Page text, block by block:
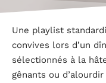
Une playlist
convives lors d’un
sélectionnés à la
gênants ou